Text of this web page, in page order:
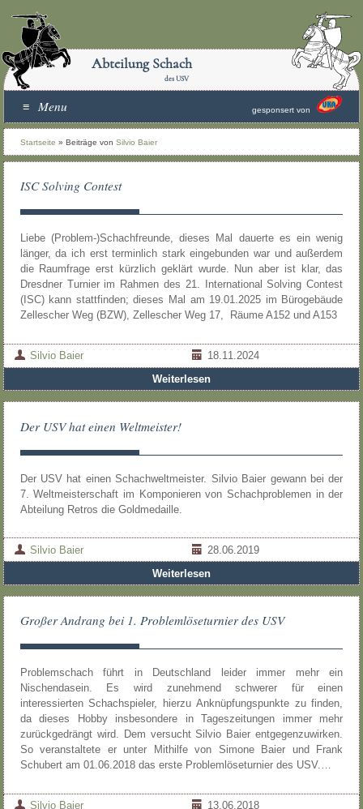
Abteilung Schach
des USV
gesponsert von
Menu
Startseite » Beiträge von Silvio Baier
ISC Solving Contest
Liebe (Problem-)Schachfreunde, dieses Mal dauerte es ein wenig
länger, da ich erst terminlich stark eingebunden war und außerdem
die Raumfrage erst kürzlich geklärt wurde. Nun aber ist klar, das
Dresdner Turnier im Rahmen des 21. International Solving Contest
(ISC) kann stattfinden; dieses Mal am 19.01.2025 im Bürogebäude
Zellescher Weg (BZW), Zellescher Weg 17, Räume A152 und A153
Silvio Baier
18.11.2024
Weiterlesen
Der USV hat einen Weltmeister!
Der USV hat einen Schachweltmeister. Silvio Baier gewann bei der
7. Weltmeisterschaft im Komponieren von Schachproblemen in der
Abteilung Retros die Goldmedaille.
Silvio Baier
28.06.2019
Weiterlesen
Großer Andrang bei 1. Problemlöseturnier des USV
Problemschach führt in Deutschland leider immer mehr ein
Nischendasein. Es wird zunehmend schwerer für einen
interessierten Schachspieler, hierzu Anknüpfungspunkte zu finden,
da dieses Hobby insbesondere in Tageszeitungen immer mehr
zurückgedrängt wird. Dem versucht Silvio Baier entgegenzuwirken.
So veranstaltete er unter Mithilfe von Simone Baier und Frank
Schubert am 01.06.2018 das erste Problemlöseturnier des USV.…
Silvio Baier
13.06.2018